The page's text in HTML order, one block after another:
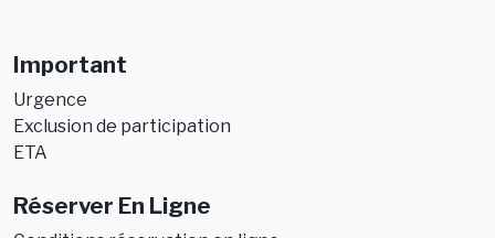
Important
Urgence
Exclusion de participation
ETA
Réserver En Ligne